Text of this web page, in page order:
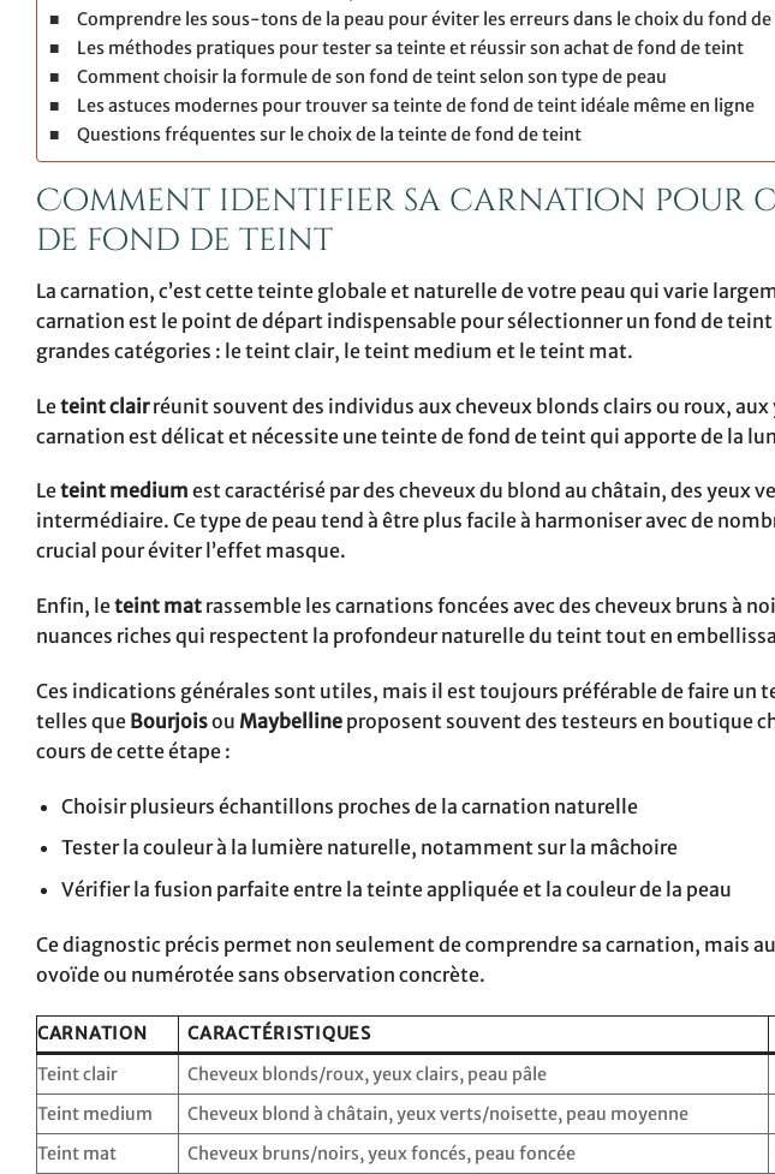
Comprendre les sous-tons de la peau pour éviter les erreurs dans le choix du fond
Les méthodes pratiques pour tester sa teinte et réussir son achat de fond de teint
Comment choisir la formule de son fond de teint selon son type de peau
Les astuces modernes pour trouver sa teinte de fond de teint idéale même en ligne
Questions fréquentes sur le choix de la teinte de fond de teint
Comment identifier sa carnation pour
de fond de teint
La carnation, c’est cette teinte globale et naturelle de votre peau qui varie
carnation est le point de départ indispensable pour sélectionner un fond de
grandes catégories : le teint clair, le teint medium et le teint mat.
Leteint clairréunit souvent des individus aux cheveux blonds clairs ou roux, aux
carnation est délicat et nécessite une teinte de fond de teint qui apporte de la
Leteint medium est caractérisé par des cheveux du blond au châtain, des yeux
intermédiaire. Ce type de peau tend à être plus facile à harmoniser avec de
crucial pour éviter l’effet masque.
Enfin, leteint mat rassemble les carnations foncées avec des cheveux bruns à
nuances riches qui respectent la profondeur naturelle du teint tout en
Ces indications générales sont utiles, mais il est toujours préférable de faire un
telles que Bourjoisou Maybelline proposent souvent des testeurs en boutique
cours de cette étape :
Choisir plusieurs échantillons proches de la carnation naturelle
Tester la couleur à la lumière naturelle, notamment sur la mâchoire
Vérifier la fusion parfaite entre la teinte appliquée et la couleur de la peau
Ce diagnostic précis permet non seulement de comprendre sa carnation, mais
ovoïde ou numérotée sans observation concrète.
CARNATION CARACTÉRISTIQUES
Teint clair
Cheveux blonds/roux, yeux clairs, peau pâle
Teint medium
Cheveux blond à châtain, yeux verts/noisette, peau moyenne
Teint mat
Cheveux bruns/noirs, yeux foncés, peau foncée